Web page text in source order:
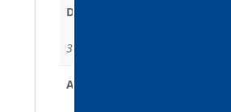
Debit de aer maxim (m³/h)
300, 150
Admisia de aspirare (ø)